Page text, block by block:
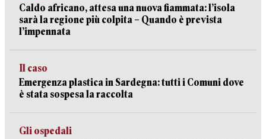
Caldo africano, attesa una nuova fiammata: l’isola
sarà la regione più colpita – Quando è prevista
l’impennata
Il caso
Emergenza plastica in Sardegna: tutti i Comuni dove
è stata sospesa la raccolta
Gli ospedali